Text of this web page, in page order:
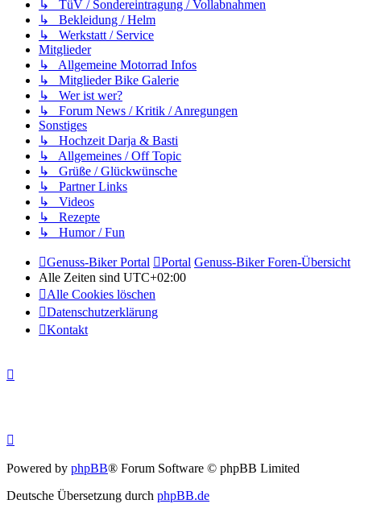
↳ TüV / Sondereintragung / Vollabnahmen
↳ Bekleidung / Helm
↳ Werkstatt / Service
Mitglieder
↳ Allgemeine Motorrad Infos
↳ Mitglieder Bike Galerie
↳ Wer ist wer?
↳ Forum News / Kritik / Anregungen
Sonstiges
↳ Hochzeit Darja & Basti
↳ Allgemeines / Off Topic
↳ Grüße / Glückwünsche
↳ Partner Links
↳ Videos
↳ Rezepte
↳ Humor / Fun
Genuss-Biker Portal Portal Genuss-Biker Foren-Übersicht
Alle Zeiten sind UTC+02:00
Alle Cookies löschen
Datenschutzerklärung
Kontakt
Powered by phpBB® Forum Software © phpBB Limited
Deutsche Übersetzung durch phpBB.de